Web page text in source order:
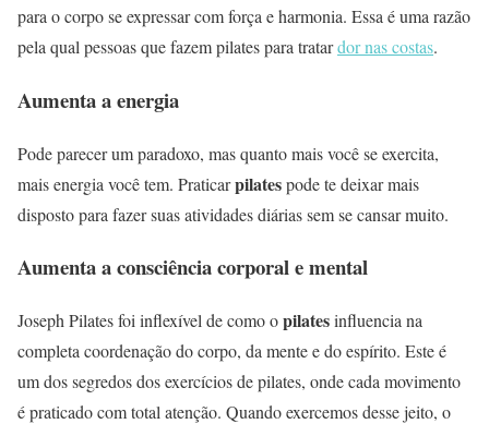
para o corpo se expressar com força e harmonia. Essa é uma razão
pela qual pessoas que fazem pilates para tratardor nas costas.
Aumenta a energia
Pode parecer um paradoxo, mas quanto mais você se exercita,
mais energia você tem. Praticarpilatespode te deixar mais
disposto para fazer suas atividades diárias sem se cansar muito.
Aumenta a consciência corporal e mental
Joseph Pilates foi inflexível de como opilatesinfluencia na
completa coordenação do corpo, da mente e do espírito. Este é
um dos segredos dos exercícios de pilates, onde cada movimento
é praticado com total atenção. Quando exercemos desse jeito, o